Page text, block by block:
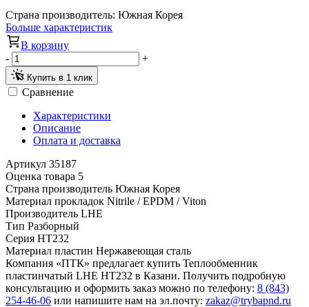
Страна производитель: Южная Корея
Больше характеристик
В корзину
-
+
Купить в 1 клик
Сравнение
Характеристики
Описание
Оплата и доставка
Артикул 35187
Оценка товара 5
Страна производитель Южная Корея
Материал прокладок Nitrile / EPDM / Viton
Производитель LHE
Тип Разборный
Серия HT232
Материал пластин Нержавеющая сталь
Компания «ПТК» предлагает купить Теплообменник
пластинчатый LHE HT232 в Казани. Получить подробную
консультацию и оформить заказ можно по телефону: 8 (843)
254-46-06 или напишите нам на эл.почту: zakaz@trybapnd.ru